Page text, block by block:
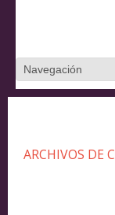
ARCHIVOS DE